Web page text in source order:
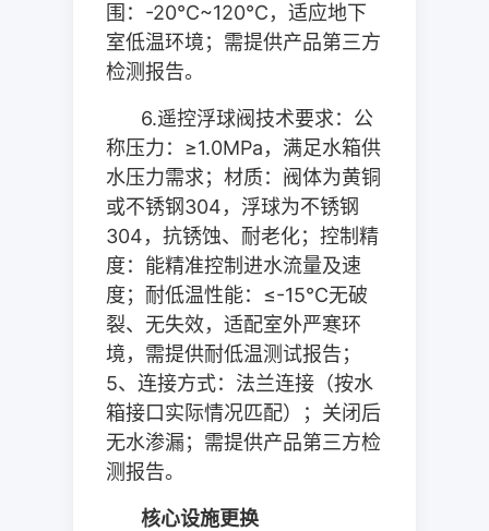
围： -20℃~120℃，适应地下
室低温环境；需提供产品第三方
检测报告。
6.遥控浮球阀技术要求：公
称压力：≥1.0MPa，满足水箱供
水压力需求；材质：阀体为黄铜
或不锈钢304，浮球为不锈钢
304，抗锈蚀、耐老化；控制精
度：能精准控制进水流量及速
度；耐低温性能：≤-15℃无破
裂、无失效，适配室外严寒环
境，需提供耐低温测试报告；
5、连接方式：法兰连接（按水
箱接口实际情况匹配）；关闭后
无水渗漏；需提供产品第三方检
测报告。
核心设施更换